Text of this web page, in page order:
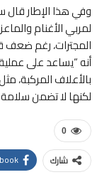
وفي هذا الإطار قال
لمربي الأغنام
المجترات، رغم ضعف
أنه “يساعد على
بالأعلاف المركبة،
لكنها لا تضمن
0
شارك